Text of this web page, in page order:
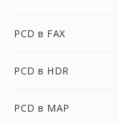
PCD в FAX
PCD в HDR
PCD в MAP